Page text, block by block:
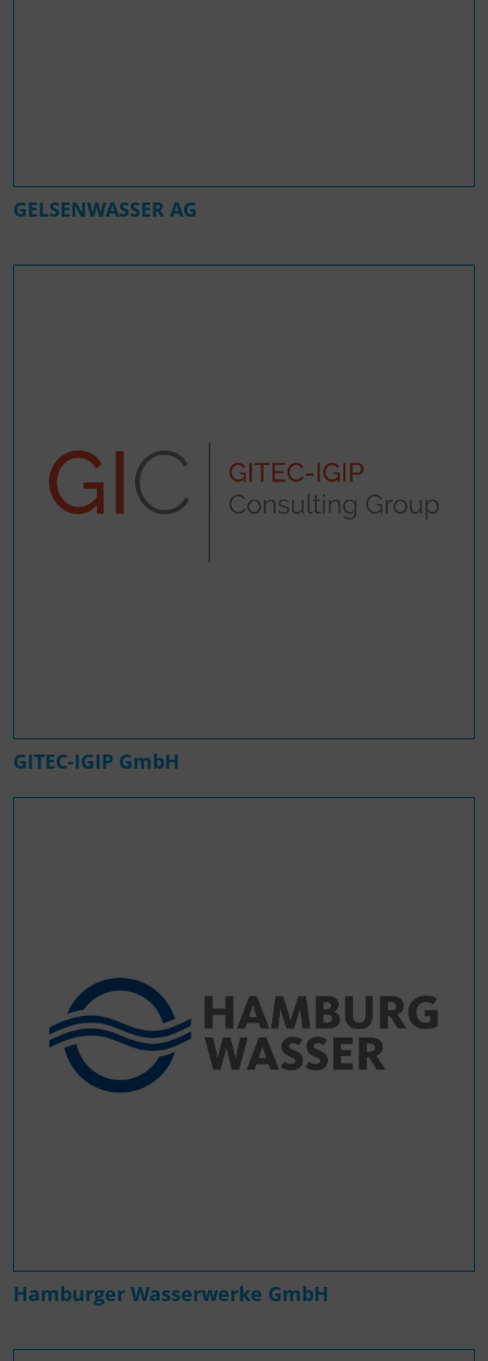
GELSENWASSER AG
GITEC-IGIP GmbH
Hamburger Wasserwerke GmbH